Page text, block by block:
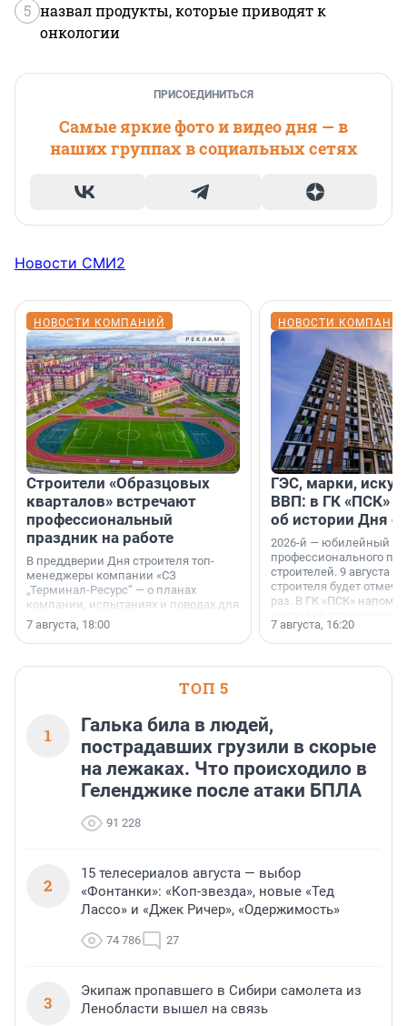
5 назвал продукты, которые приводят к
онкологии
ПРИСОЕДИНИТЬСЯ
Самые яркие фото и видео дня — в
наших группах в социальных сетях
Новости СМИ2
НОВОСТИ КОМПАНИЙ
Строители «Образцовых
кварталов» встречают
профессиональный
праздник на работе
В преддверии Дня строителя топ-
менеджеры компании «СЗ
„Терминал-Ресурс“ — о планах
компании, испытаниях и поводах для
осторожного оптимизма.
7 августа, 18:00
НОВОСТИ
ГЭС, марки,
ВВП: в ГК «ПСК»
об истории Дня
2026-й — юбилейный
профессионального
строителей. 9 августа
строителя будет
раз. В ГК «ПСК»
поменялась роль
7 августа, 16:20
ТОП 5
1
Галька била в людей,
пострадавших грузили в скорые
на лежаках. Что происходило в
Геленджике после атаки БПЛА
91 228
2
15 телесериалов августа — выбор
«Фонтанки»: «Коп-звезда», новые «Тед
Лассо» и «Джек Ричер», «Одержимость»
74 786 27
3
Экипаж пропавшего в Сибири самолета из
Ленобласти вышел на связь